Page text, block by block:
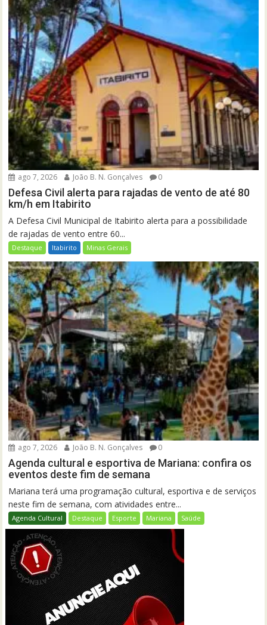
ago 7, 2026 João B. N. Gonçalves 0
Defesa Civil alerta para rajadas de vento de até 80
km/h em Itabirito
A Defesa Civil Municipal de Itabirito alerta para a possibilidade
de rajadas de vento entre 60...
Destaque Itabirito Minas Gerais
ago 7, 2026 João B. N. Gonçalves 0
Agenda cultural e esportiva de Mariana: confira os
eventos deste fim de semana
Mariana terá uma programação cultural, esportiva e de serviços
neste fim de semana, com atividades entre...
Agenda Cultural Destaque Esporte Mariana Saúde